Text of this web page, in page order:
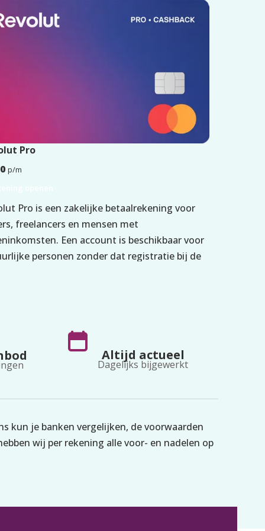
Pro
p/m
Pro is een zakelijke betaalrekening voor
freelancers en mensen met
Een account is beschikbaar voor
personen zonder dat registratie bij de
Altijd actueel
Dagelijks bijgewerkt
kun je banken vergelijken, de voorwaarden
wij per rekening alle voor- en nadelen op